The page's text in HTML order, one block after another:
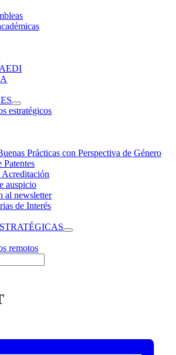
estratégicos
Prácticas con Perspectiva de Género
Patentes
Acreditación
auspicio
al newsletter
de Interés
remotos